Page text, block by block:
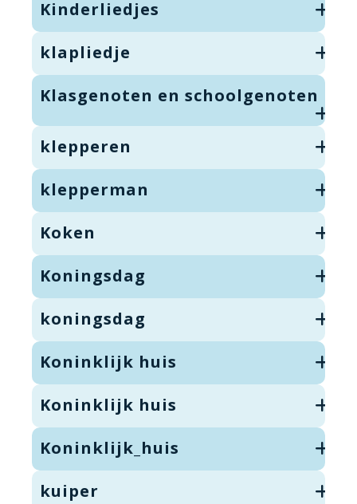
Kinderliedjes
klapliedje
Klasgenoten en schoolgenoten
klepperen
klepperman
Koken
Koningsdag
koningsdag
Koninklijk huis
Koninklijk huis
Koninklijk_huis
kuiper